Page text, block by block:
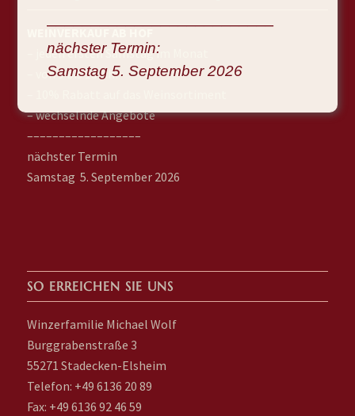
WEINVERKAUF AB HOF
– jeden ersten Samstag im Monat
– von 9 bis 13 Uhr
– wechselnde Angebote
––––––––––––––––––
nächster Termin
Samstag 5. September 2026
SO ERREICHEN SIE UNS
Winzerfamilie Michael Wolf
Burggrabenstraße 3
55271 Stadecken-Elsheim
Telefon: +49 6136 20 89
Fax: +49 6136 92 46 59
––––––––––––––––––––––––––
nächster Termin:
Samstag 5. September2026